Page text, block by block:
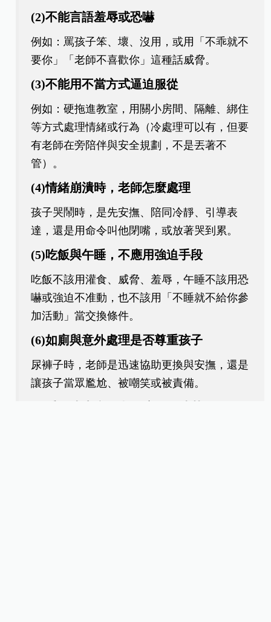
(2)不能言語羞辱或恐嚇
例如：罵孩子笨、壞、沒用，或用「不乖就不
要你」「老師不喜歡你」這種話威脅。
(3)不能用不當方式逼迫服從
例如：硬拖進教室，用關小房間、隔離、綁住
等方式處理情緒或行為（冷處理可以有，但要
有老師在旁陪伴與安全規劃，不是丟著不
管）。
(4)情緒崩潰時，老師怎麼處理
孩子哭鬧時，是先安撫、陪同冷靜、引導表
達，還是用命令叫他閉嘴，或放著哭到累。
(5)吃飯與午睡，不應用強迫手段
吃飯不該用灌食、威脅、羞辱，午睡不該用恐
嚇或強迫不准動，也不該用「不睡就不給你參
加活動」當交換條件。
(6)如廁與意外處理是否尊重孩子
尿褲子時，老師是迅速協助更換與安撫，還是
讓孩子當眾尷尬、被嘲笑或被責備。